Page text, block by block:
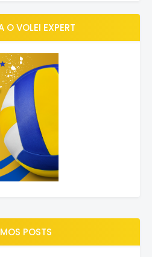
O VOLEI EXPERT
POSTS